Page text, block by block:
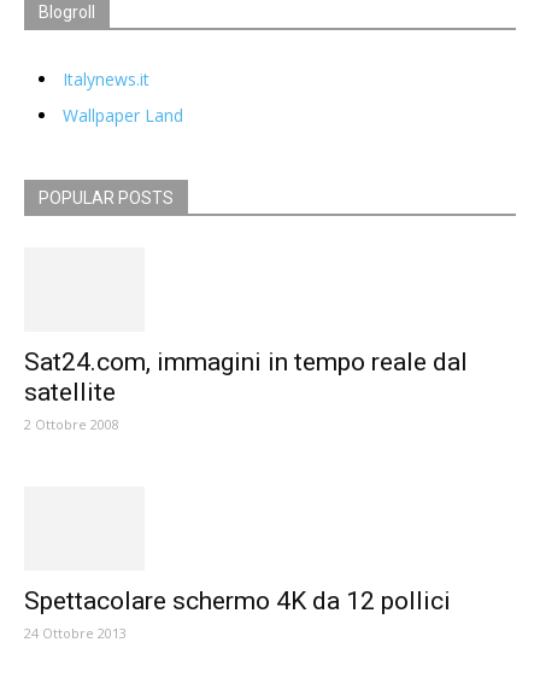
Blogroll
Italynews.it
Wallpaper Land
POPULAR POSTS
Sat24.com, immagini in tempo reale dal
satellite
2 Ottobre 2008
Spettacolare schermo 4K da 12 pollici
24 Ottobre 2013